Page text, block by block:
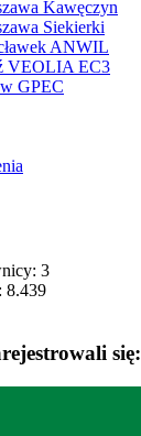
Kawęczyn
Siekierki
ANWIL
VEOLIA EC3
GPEC
3
8.439
się: